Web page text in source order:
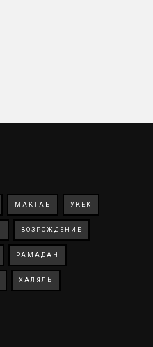
МАКТАБ УКЕК
ВОЗРОЖДЕНИЕ
РАМАДАН
ХАЛЯЛЬ